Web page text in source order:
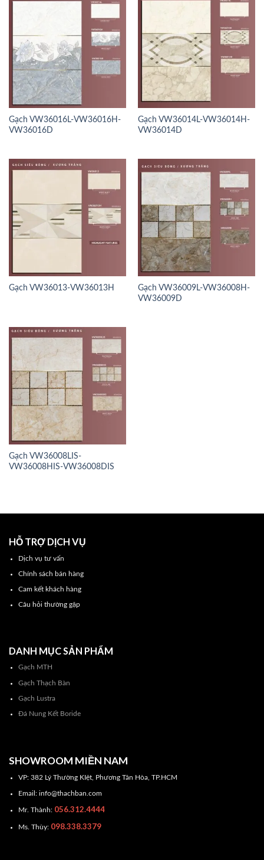
Gạch VW36016L-VW36016H-
VW36016D
Gạch VW36014L-VW36014H-
VW36014D
Gạch VW36013-VW36013H
Gạch VW36009L-VW36008H-
VW36009D
Gạch VW36008LIS-
VW36008HIS-VW36008DIS
HỖ TRỢ DỊCH VỤ
Dịch vụ tư vấn
Chính sách bán hàng
Cam kết khách hàng
Câu hỏi thường gặp
DANH MỤC SẢN PHẨM
Gạch MTH
Gạch Thạch Bàn
Gạch Lustra
Đá Nung Kết Boride
SHOWROOM MIỀN NAM
VP: 382 Lý Thường KIệt, Phương Tân Hòa, TP.HCM
Email: info@thachban.com
Mr. Thành:056.312.4444
Ms. Thùy: 098.338.3379